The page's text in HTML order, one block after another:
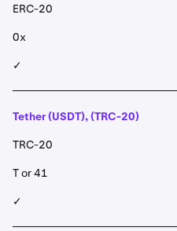
ERC-20
0x
✓
Tether (USDT), (TRC-20)
TRC-20
T or 41
✓